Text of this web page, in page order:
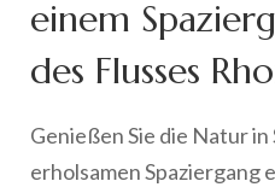
einem
des Flusses
Genießen Sie die Natur in
erholsamen Spaziergang